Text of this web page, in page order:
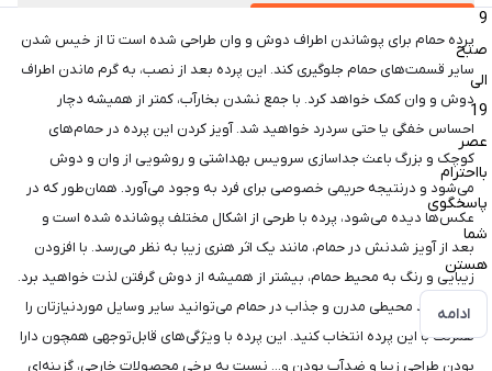
9
صبح
الی
19
عصر
بااحترام
پاسخگوی
شما
هستن
ادامه
پرده حمام برای پوشاندن اطراف دوش و وان طراحی شده است تا از خیس شدن
سایر قسمت‌های حمام جلوگیری کند. این پرده بعد از نصب، به گرم ماندن اطراف
دوش و وان کمک خواهد کرد. با جمع نشدن بخارآب، کمتر از همیشه دچار
احساس خفگی یا حتی سردرد خواهید شد. آویز کردن این پرده در حمام‌های
کوچک و بزرگ باعث جداسازی سرویس بهداشتی و روشویی از وان و دوش
می‌شود و درنتیجه حریمی خصوصی برای فرد به وجود می‌آورد. همان‌طور که در
عکس‌ها دیده می‌شود، پرده با طرحی از اشکال مختلف پوشانده شده است و
بعد از آویز شدنش در حمام، مانند یک اثر هنری زیبا به نظر می‌رسد. با افزودن
زیبایی و رنگ به محیط حمام، بیشتر از همیشه از دوش گرفتن لذت خواهید برد.
برای ایجاد محیطی مدرن و جذاب در حمام می‌توانید سایر وسایل موردنیازتان را
همرنگ با این پرده انتخاب کنید. این پرده با ویژگی‌های قابل‌توجهی همچون دارا
بودن طراحی زیبا و ضد‌آب بودن و... نسبت به برخی محصولات خارجی، گزینه‌ای